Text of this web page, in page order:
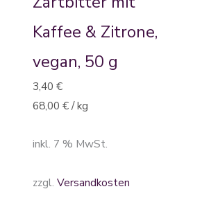
Kaffee & Zitrone,
vegan, 50 g
3,40 €
68,00 €/kg
inkl. 7 % MwSt.
zzgl. Versandkosten